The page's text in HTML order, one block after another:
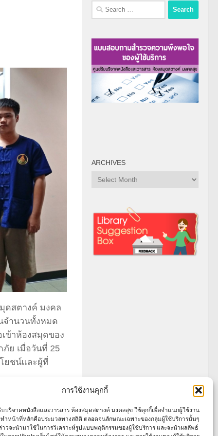
การใช้งานคุกกี้
บริจาคหนังสือและวารสาร ห้องสมุดสตางค์ มงคลสุข ใช้คุกกี้เพื่อจำแนกผู้ใช้งาน
ำหน้าที่หลักคือประมวลทางสถิติ ตลอดจนลักษณะเฉพาะของกลุ่มผู้ใช้บริการนั้นๆ
วจะนำมาใช้ในการวิเคราะห์รูปแบบพฤติกรรมของผู้ใช้บริการ และจะนำผลลัพธ์
ดสตางค์ มงคล
จำนวนทั้งหมด
เข้าห้องสมุดของ
ภัย เมื่อวันที่ 25
ยชน์และผู้ที่
Search
for:
ARCHIVES
Archives